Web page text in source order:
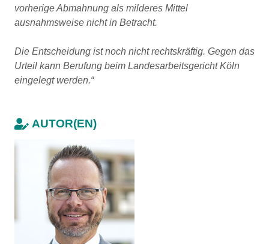
vorherige Abmahnung als milderes Mittel
ausnahmsweise nicht in Betracht.
Die Entscheidung ist noch nicht rechtskräftig. Gegen das
Urteil kann Berufung beim Landesarbeitsgericht Köln
eingelegt werden.“
AUTOR(EN)